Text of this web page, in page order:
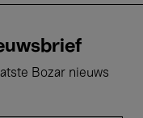
Bozar nieuws